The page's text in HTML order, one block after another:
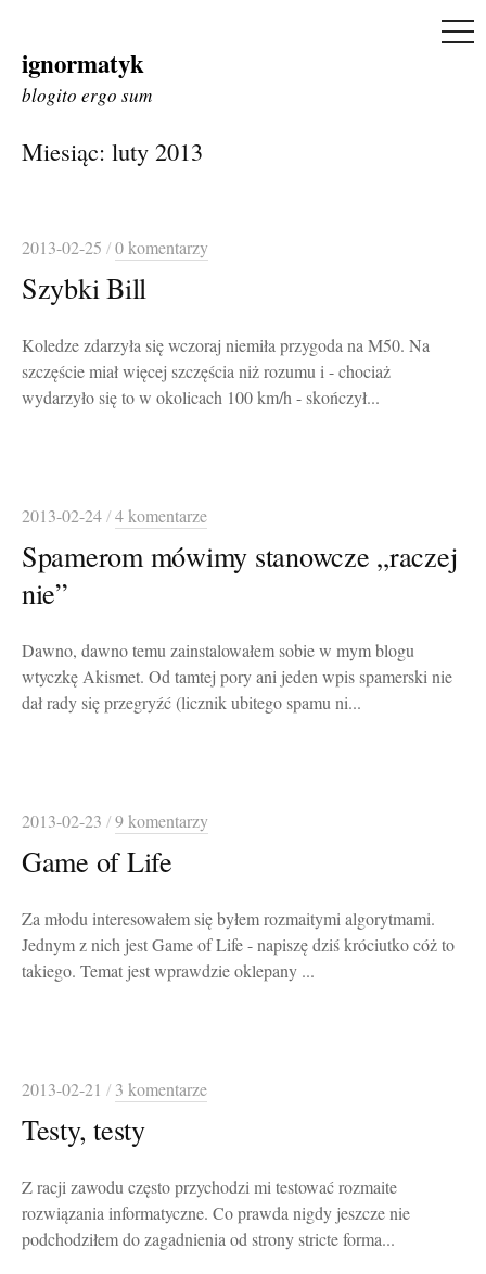
Skip
to
ignormatyk
blogito ergo sum
Miesiąc: luty 2013
2013-02-25 /0 komentarzy
Szybki Bill
Koledze zdarzyła się wczoraj niemiła przygoda na M50. Na
szczęście miał więcej szczęścia niż rozumu i - chociaż
wydarzyło się to w okolicach 100 km/h - skończył...
2013-02-24/4 komentarze
Spamerom mówimy stanowcze „raczej
nie”
Dawno, dawno temu zainstalowałem sobie w mym blogu
wtyczkę Akismet. Od tamtej pory ani jeden wpis spamerski nie
dał rady się przegryźć (licznik ubitego spamu ni...
2013-02-23 /9 komentarzy
Game of Life
Za młodu interesowałem się byłem rozmaitymi algorytmami.
Jednym z nich jest Game of Life - napiszę dziś króciutko cóż to
takiego. Temat jest wprawdzie oklepany ...
2013-02-21 / 3 komentarze
Testy, testy
Z racji zawodu często przychodzi mi testować rozmaite
rozwiązania informatyczne. Co prawda nigdy jeszcze nie
podchodziłem do zagadnienia od strony stricte forma...